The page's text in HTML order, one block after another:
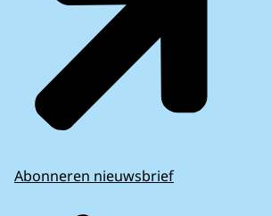
Abonneren nieuwsbrief